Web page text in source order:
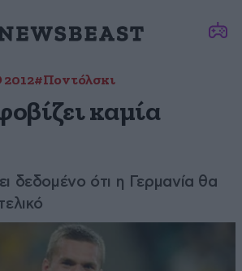
2012#Ποντόλσκι
καμία
δεδομένο ότι η Γερμανία θα